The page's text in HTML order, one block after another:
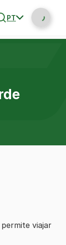
PT
viajar